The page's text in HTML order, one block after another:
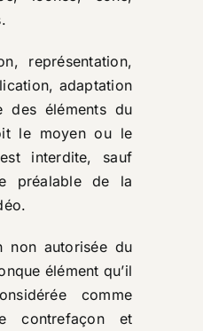
représentation,
adaptation
des éléments du
le moyen ou le
interdite, sauf
préalable de la
non autorisée du
élément qu’il
comme
contrefaçon et